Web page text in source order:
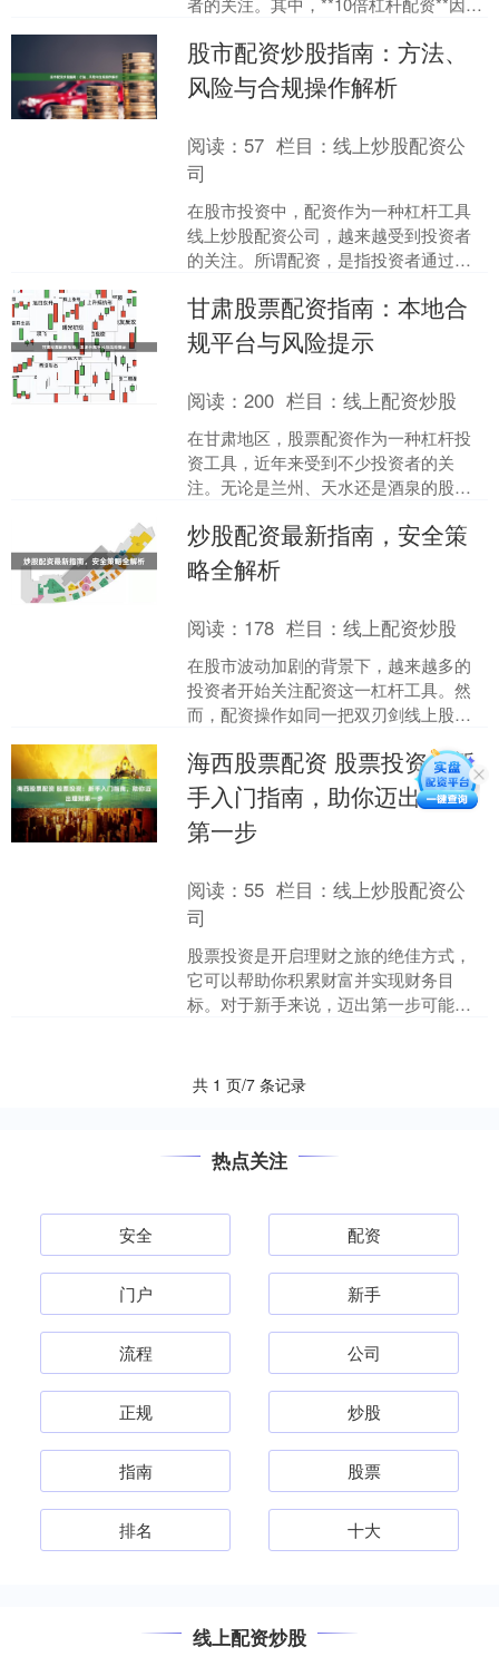
者讨论的焦点。本....
股市配资炒股指南：方法、
风险与合规操作解析
阅读： 57 栏目：线上炒股配资公
司
在股市投资中，配资作为一种杠杆工具
线上炒股配资公司，越来越受到投资者
的关注。所谓配资，是指投资者通过向
资本金，从而在股市中获得....
甘肃股票配资指南：本地合
规平台与风险提示
阅读：200 栏目：线上配资炒股
在甘肃地区，股票配资作为一种杠杆投
资工具，近年来受到不少投资者的关
注。无论是兰州、天水还是酒泉的股
市场信息繁杂西安期货配资，如....
炒股配资最新指南，安全策
略全解析
阅读： 178 栏目：线上配资炒股
在股市波动加剧的背景下，越来越多的
投资者开始关注配资这一杠杆工具。然
而，配资操作如同一把双刃剑线上股票
则可能加速亏损。本文将为....
海西股票配资 股票投资：新
手入门指南，助你迈出理财
第一步
阅读： 55 栏目：线上炒股配资公
司
股票投资是开启理财之旅的绝佳方式，
它可以帮助你积累财富并实现财务目
标。对于新手来说，迈出第一步可能令
共 1 页/7 条记录
热点关注
安全 配资
门户 新手
流程 公司
正规 炒股
指南 股票
排名 十大
线上配资炒股